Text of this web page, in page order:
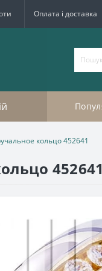
Оплата і доставка
кольцо 452641